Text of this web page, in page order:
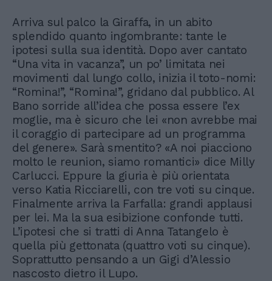
Arriva sul palco la Giraffa, in un abito
splendido quanto ingombrante: tante le
ipotesi sulla sua identità. Dopo aver cantato
“Una vita in vacanza”, un po’ limitata nei
movimenti dal lungo collo, inizia il toto-nomi:
“Romina!”, “Romina!”, gridano dal pubblico. Al
Bano sorride all’idea che possa essere l’ex
moglie, ma è sicuro che lei «non avrebbe mai
il coraggio di partecipare ad un programma
del genere». Sarà smentito? «A noi piacciono
molto le reunion, siamo romantici» dice Milly
Carlucci. Eppure la giuria è più orientata
verso Katia Ricciarelli, con tre voti su cinque.
Finalmente arriva la Farfalla: grandi applausi
per lei. Ma la sua esibizione confonde tutti.
L’ipotesi che si tratti di Anna Tatangelo è
quella più gettonata (quattro voti su cinque).
Soprattutto pensando a un Gigi d’Alessio
nascosto dietro il Lupo.